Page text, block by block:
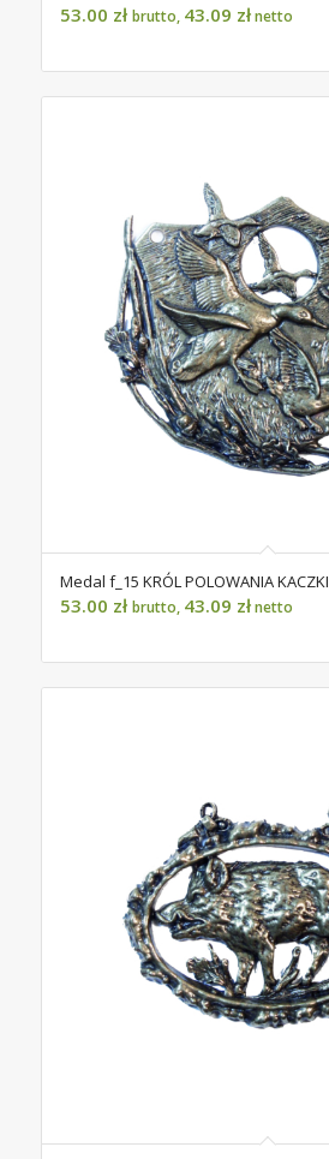
53.00 zł brutto, 43.09 złnetto
Medal f_15 KRÓL POLOWANIA KACZKI
53.00 zł brutto, 43.09 złnetto